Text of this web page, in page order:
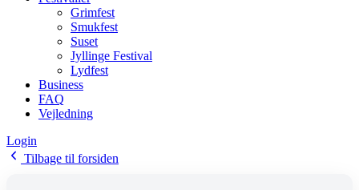
Grimfest
Smukfest
Suset
Jyllinge Festival
Lydfest
Business
FAQ
Vejledning
Login
Tilbage til forsiden